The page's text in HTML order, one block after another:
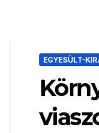
EGYESÜLT-